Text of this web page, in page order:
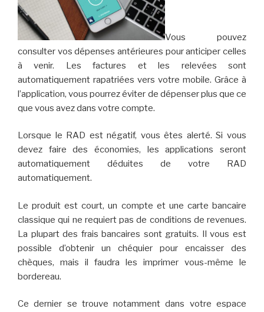
Vous pouvez
consulter vos dépenses antérieures pour anticiper celles
à venir. Les factures et les relevées sont
automatiquement rapatriées vers votre mobile. Grâce à
l’application, vous pourrez éviter de dépenser plus que ce
que vous avez dans votre compte.
Lorsque le RAD est négatif, vous êtes alerté. Si vous
devez faire des économies, les applications seront
automatiquement déduites de votre RAD
automatiquement.
Le produit est court, un compte et une carte bancaire
classique qui ne requiert pas de conditions de revenues.
La plupart des frais bancaires sont gratuits. Il vous est
possible d’obtenir un chéquier pour encaisser des
chèques, mais il faudra les imprimer vous-même le
bordereau.
Ce dernier se trouve notamment dans votre espace